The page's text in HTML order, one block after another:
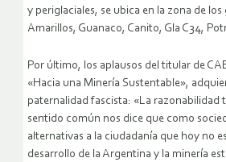
y periglaciales, se ubica en la zona de los
Amarillos, Guanaco, Canito, Gla C34,
Por último, los aplausos del titular de
«Hacia una Minería Sustentable»,
paternalidad fascista: «La razonabilidad
sentido común nos dice que como
alternativas a la ciudadanía que hoy no
desarrollo de la Argentina y la minería